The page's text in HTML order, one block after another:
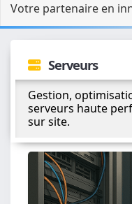
Votre partenaire en
Serveurs
Gestion,
serveurs haute
sur site.